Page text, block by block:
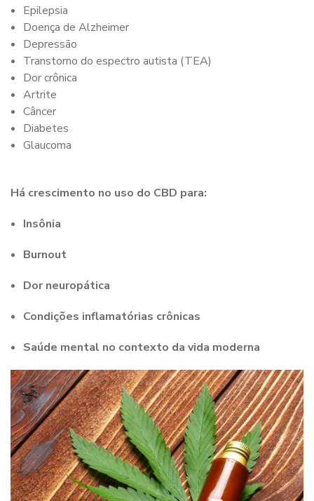
Epilepsia
Doença de Alzheimer
Depressão
Transtorno do espectro autista (TEA)
Dor crônica
Artrite
Câncer
Diabetes
Glaucoma
Há crescimento no uso do CBD para:
Insônia
Burnout
Dor neuropática
Condições inflamatórias crônicas
Saúde mental no contexto da vida moderna